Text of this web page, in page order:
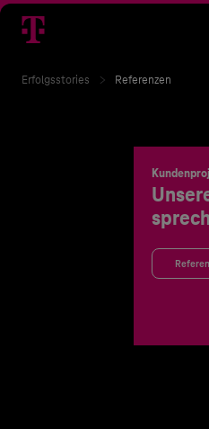
Erfolgsstories Referenzen